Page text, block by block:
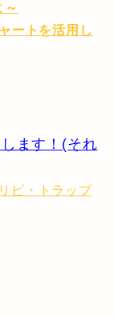
～
ートを活用し
ます！(それ